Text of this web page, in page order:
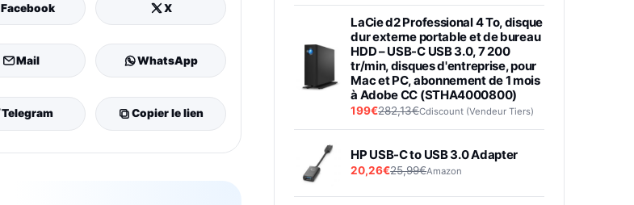
Facebook X
Mail WhatsApp
Telegram Copier le lien
LaCie d2 Professional 4 To, disque
dur externe portable et de bureau
HDD – USB-C USB 3.0, 7 200
tr/min, disques d'entreprise, pour
Mac et PC, abonnement de 1 mois
à Adobe CC (STHA4000800)
199€282,13€Cdiscount (Vendeur Tiers)
HP USB-C to USB 3.0 Adapter
20,26€25,99€Amazon